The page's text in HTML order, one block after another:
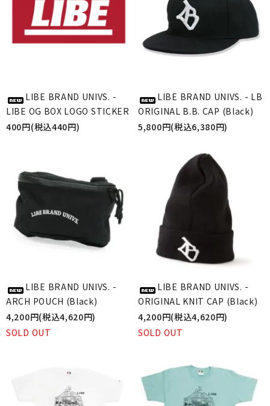
LIBE BRAND UNIVS. -
LIBE OG BOX LOGO STICKER
400円(税込440円)
LIBE BRAND UNIVS. - LB
ORIGINAL B.B. CAP (Black)
5,800円(税込6,380円)
LIBE BRAND UNIVS. -
ARCH POUCH (Black)
4,200円(税込4,620円)
SOLD OUT
LIBE BRAND UNIVS. -
ORIGINAL KNIT CAP (Black)
4,200円(税込4,620円)
SOLD OUT